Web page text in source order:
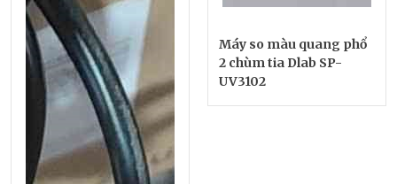
Máy so màu quang phổ
2 chùm tia Dlab SP-
UV3102